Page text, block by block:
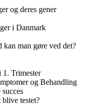
og deres gener
i Danmark
man gøre ved det?
Trimester
og Behandling
testet?